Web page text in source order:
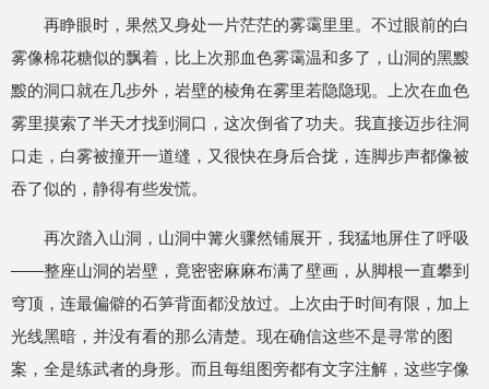
再睁眼时，果然又身处一片茫茫的雾霭里里。不过眼前的白
雾像棉花糖似的飘着，比上次那血色雾霭温和多了，山洞的黑黢
黢的洞口就在几步外，岩壁的棱角在雾里若隐隐现。上次在血色
雾里摸索了半天才找到洞口，这次倒省了功夫。我直接迈步往洞
口走，白雾被撞开一道缝，又很快在身后合拢，连脚步声都像被
吞了似的，静得有些发慌。
再次踏入山洞，山洞中篝火骤然铺展开，我猛地屏住了呼吸
——整座山洞的岩壁，竟密密麻麻布满了壁画，从脚根一直攀到
穹顶，连最偏僻的石笋背面都没放过。上次由于时间有限，加上
光线黑暗，并没有看的那么清楚。现在确信这些不是寻常的图
案，全是练武者的身形。而且每组图旁都有文字注解，这些字像